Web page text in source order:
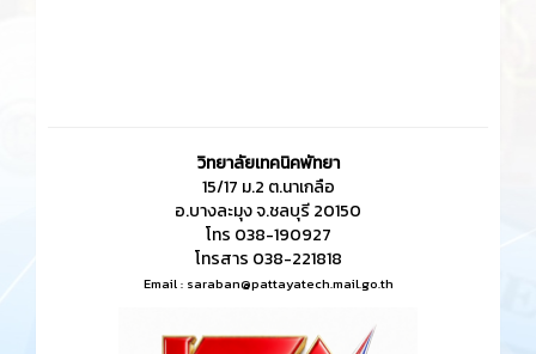
วิทยาลัยเทคนิคพัทยา
15/17 ม.2 ต.นาเกลือ
อ.บางละมุง จ.ชลบุรี 20150
โทร 038-190927
โทรสาร 038-221818
Email : saraban@pattayatech.mail.go.th